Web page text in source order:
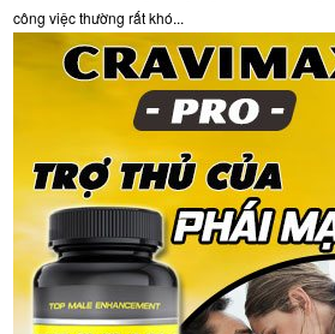
công việc thường rất khó...